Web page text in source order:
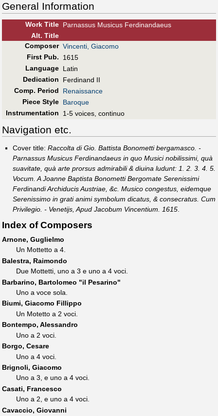
General Information
Work Title Parnassus Musicus Ferdinandaeus
Alt. Title
Composer Vincenti, Giacomo
First Pub.
1615
Language Latin
Dedication
Ferdinand II
Comp. Period
Renaissance
Piece Style Baroque
Instrumentation
1-5 voices, continuo
Navigation etc.
Cover title: Raccolta di Gio. Battista Bonometti bergamasco. -
Parnassus Musicus Ferdinandaeus in quo Musici nobilissimi, quà
suavitate, quà arte prorsus admirabili & diuina ludunt: 1. 2. 3. 4. 5.
Vocum. A Joanne Baptista Bonometti Bergomate Serenissimi
Ferdinandi Archiducis Austriae, &c. Musico congestus, eidemque
Serenissimo in grati animi symbolum dicatus, & consecratus. Cum
Privilegio. - Venetijs, Apud Jacobum Vincentium. 1615.
Index of Composers
Arnone, Guglielmo
Un Mottetto a 4.
Balestra, Raimondo
Due Mottetti, uno a 3 e uno a 4 voci.
Barbarino, Bartolomeo "il Pesarino"
Uno a voce sola.
Biumi, Giacomo Fillippo
Un Motetto a 2 voci.
Bontempo, Alessandro
Uno a 2 voci.
Borgo, Cesare
Uno a 4 voci.
Brignoli, Giacomo
Uno a 3, e uno a 4 voci.
Casati, Francesco
Uno a 2, e uno a 4 voci.
Cavaccio, Giovanni